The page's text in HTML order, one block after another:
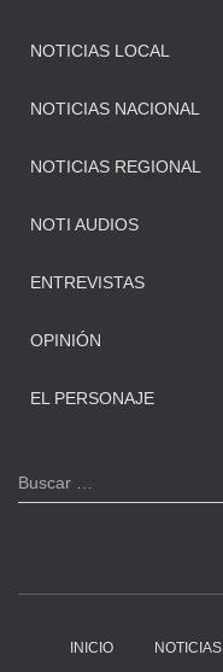
NOTICIAS LOCAL
NOTICIAS NACIONAL
NOTICIAS REGIONAL
NOTI AUDIOS
ENTREVISTAS
OPINIÓN
EL PERSONAJE
B
u
Buscar …
INICIO NOTICIAS